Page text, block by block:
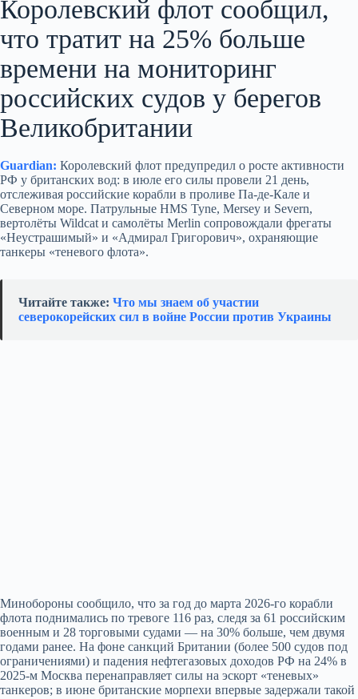
Королевский флот сообщил,
что тратит на 25% больше
времени на мониторинг
российских судов у берегов
Великобритании
Guardian: Королевский флот предупредил о росте активности
РФ у британских вод: в июле его силы провели 21 день,
отслеживая российские корабли в проливе Па-де-Кале и
Северном море. Патрульные HMS Tyne, Mersey и Severn,
вертолёты Wildcat и самолёты Merlin сопровождали фрегаты
«Неустрашимый» и «Адмирал Григорович», охраняющие
танкеры «теневого флота».
Читайте также: Что мы знаем об участии
северокорейских сил в войне России против Украины
Минобороны сообщило, что за год до марта 2026-го корабли
флота поднимались по тревоге 116 раз, следя за 61 российским
военным и 28 торговыми судами — на 30% больше, чем двумя
годами ранее. На фоне санкций Британии (более 500 судов под
ограничениями) и падения нефтегазовых доходов РФ на 24% в
2025-м Москва перенаправляет силы на эскорт «теневых»
танкеров; в июне британские морпехи впервые задержали такой